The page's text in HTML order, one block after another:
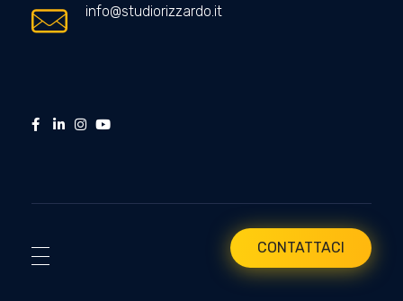
info@studiorizzardo.it
CONTATTACI